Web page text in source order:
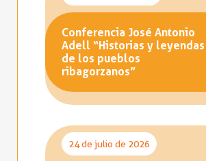
Conferencia José Antonio
Adell “Historias y leyendas
de los pueblos
ribagorzanos”
24 de julio de 2026